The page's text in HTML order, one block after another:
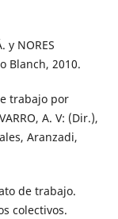
y NORES
Blanch, 2010.
trabajo por
A. V: (Dir.),
Aranzadi,
de trabajo.
colectivos.